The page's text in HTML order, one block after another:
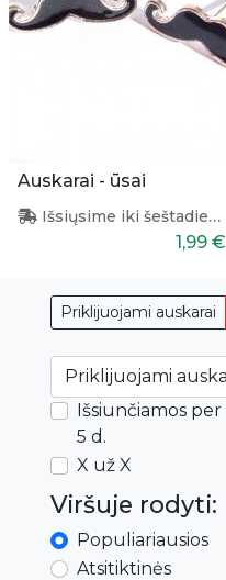
Priklijuojami auskarai
Išsiunčiamos per
5 d.
X už X
Viršuje rodyti:
Populiariausios
Atsitiktinės
Auskarai - ūsai
Išsiųsime iki šeštadienio
1,99 €